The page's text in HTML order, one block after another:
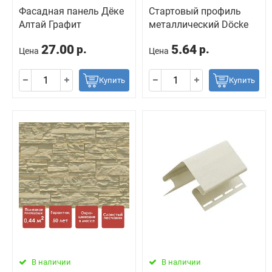
Фасадная панель Дёке
Алтай Графит
Цена 27.00 р.
Купить
Стартовый профиль
металлический Döcke
Цена 5.64 р.
Купить
В наличии В наличии